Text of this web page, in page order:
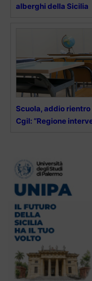
alberghi della Sicilia
Scuola, addio
Cgil: “Regione